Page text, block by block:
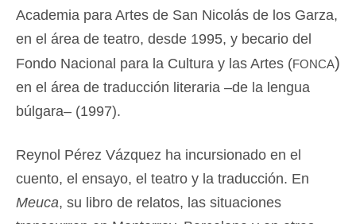
Academia para Artes de San Nicolás de los Garza,
en el área de teatro, desde 1995, y becario del
Fondo Nacional para la Cultura y las Artes (fonca)
en el área de traducción literaria –de la lengua
búlgara– (1997).
Reynol Pérez Vázquez ha incursionado en el
cuento, el ensayo, el teatro y la traducción. En
Meuca, su libro de relatos, las situaciones